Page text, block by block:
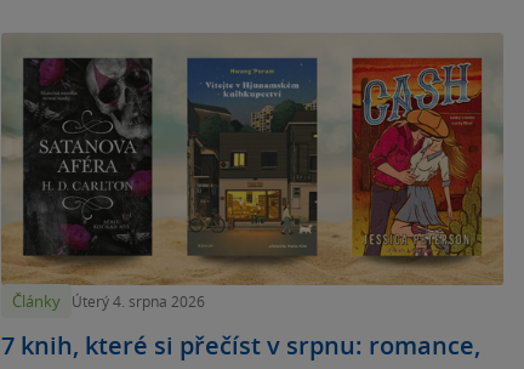
Články Úterý 4. srpna 2026
7 knih, které si přečíst v srpnu: romance,